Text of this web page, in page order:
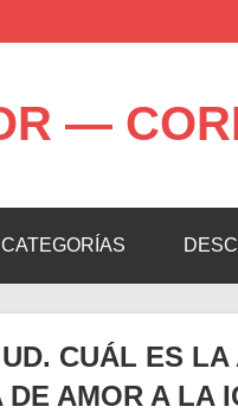
—
CATEGORÍAS
CUÁL ES
AMOR A LA